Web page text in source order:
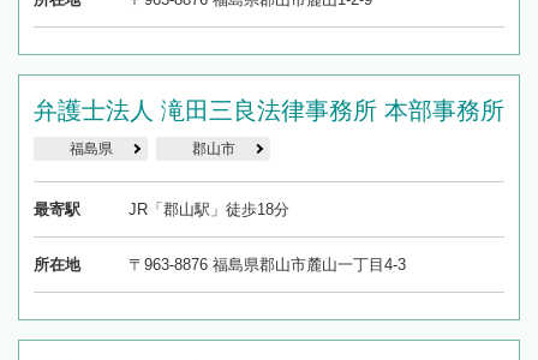
弁護士法人 滝田三良法律事務所 本部事務所
福島県 郡山市
最寄駅 JR「郡山駅」徒歩18分
所在地 〒963-8876 福島県郡山市麓山一丁目4-3